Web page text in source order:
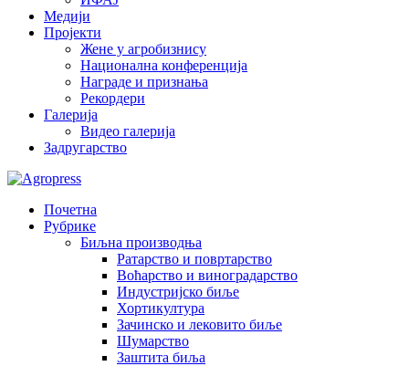
Медији
Пројекти
Жене у агробизнису
Национална конференција
Награде и признања
Рекордери
Галерија
Видео галерија
Задругарство
Почетна
Рубрике
Биљна производња
Ратарство и повртарство
Воћарство и виноградарство
Индустријско биље
Хортикултура
Зачинско и лековито биље
Шумарство
Заштита биља